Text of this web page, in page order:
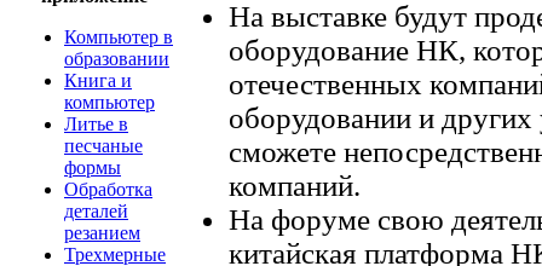
Компьютер в
образовании
Книга и
компьютер
Литье в
песчаные
формы
Обработка
деталей
резанием
Трехмерные
На выставке будут
оборудование НК,
отечественных
оборудовании и других
сможете
компаний.
На форуме свою
китайская платформа